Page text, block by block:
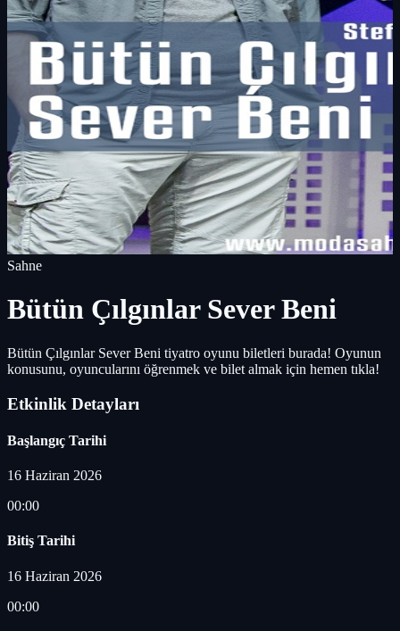
Sahne
Bütün Çılgınlar Sever Beni
Bütün Çılgınlar Sever Beni tiyatro oyunu biletleri burada! Oyunun
konusunu, oyuncularını öğrenmek ve bilet almak için hemen tıkla!
Etkinlik Detayları
Başlangıç Tarihi
16 Haziran 2026
00:00
Bitiş Tarihi
16 Haziran 2026
00:00